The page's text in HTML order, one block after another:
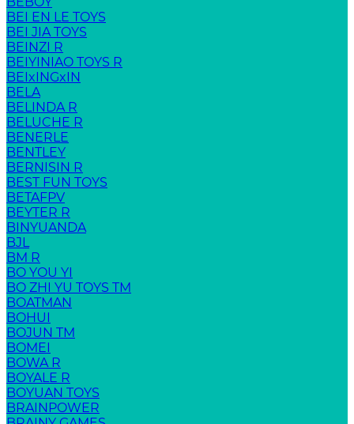
BEI EN LE TOYS
BEI JIA TOYS
BEINZI R
BEIYINIAO TOYS R
BEIxINGxIN
BELA
BELINDA R
BELUCHE R
BENERLE
BENTLEY
BERNISIN R
BEST FUN TOYS
BETAFPV
BEYTER R
BINYUANDA
BJL
BM R
BO YOU YI
BO ZHI YU TOYS TM
BOATMAN
BOHUI
BOJUN TM
BOMEI
BOWA R
BOYALE R
BOYUAN TOYS
BRAINPOWER